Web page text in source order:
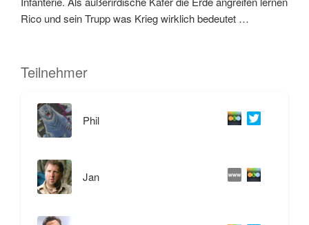
Rico und sein Trupp was Krieg wirklich bedeutet …
Teilnehmer
Phil
Jan